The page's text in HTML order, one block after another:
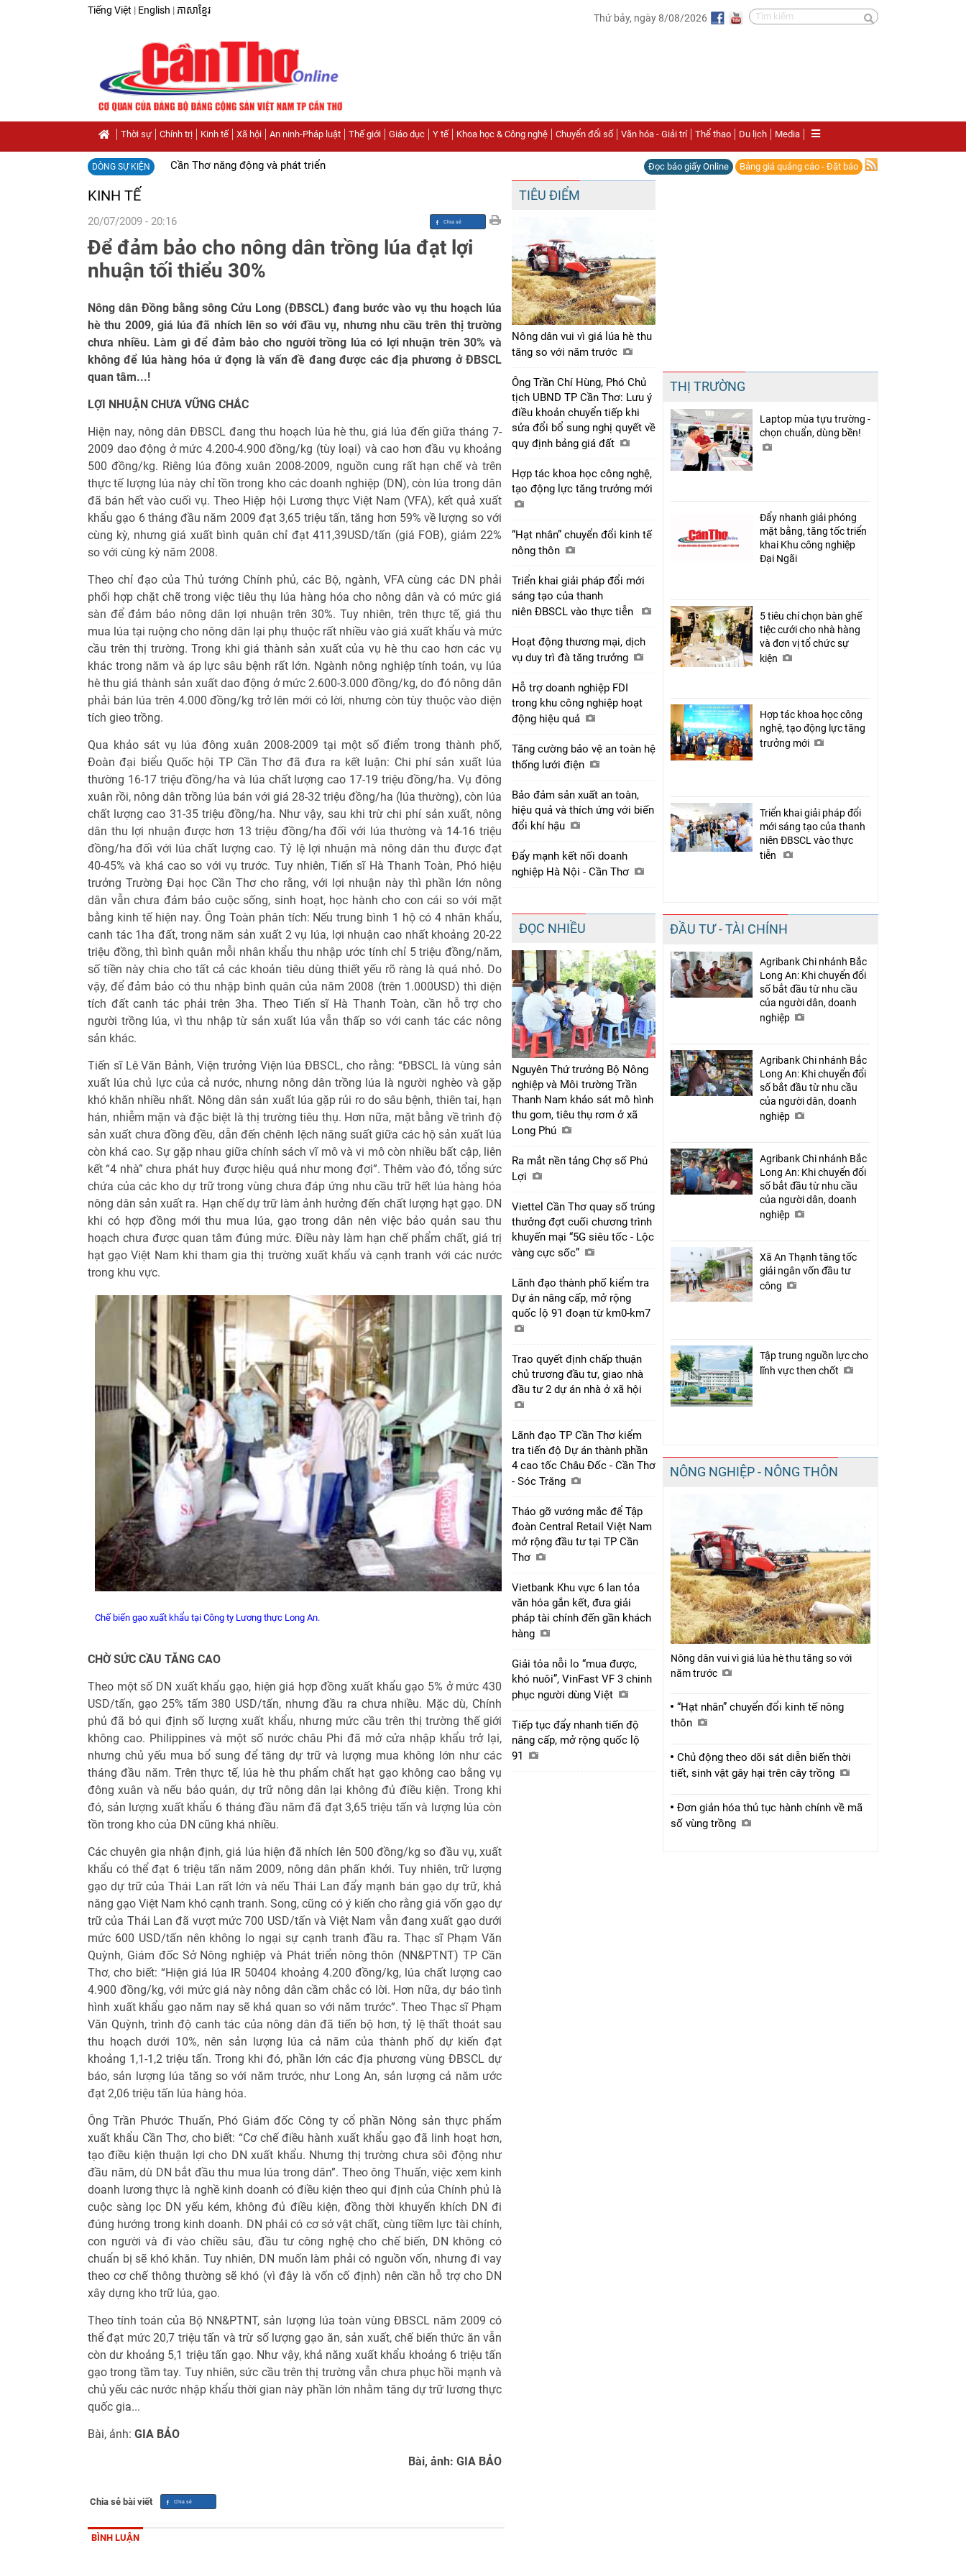
Tiếng Việt | English | ភាសាខ្មែរ
Thứ bảy, ngày 8/08/2026
Thời sự Chính trị Kinh tế Xã hội An ninh-Pháp luật Thế giới Giáo dục Y tế Khoa học & Công nghệ Chuyển đổi số Văn hóa - Giải trí Thể thao Du lịch Media
DÒNG SỰ KIỆN Cần Thơ năng động và phát triển Đọc báo giấy Online Bảng giá quảng cáo - Đặt báo
KINH TẾ
20/07/2009 - 20:16
Chia sẻ
Facebook
Để đảm bảo cho nông dân trồng lúa đạt lợi
nhuận tối thiểu 30%
Nông dân Đồng bằng sông Cửu Long (ĐBSCL) đang bước vào vụ thu hoạch lúa
hè thu 2009, giá lúa đã nhích lên so với đầu vụ, nhưng nhu cầu trên thị trường
chưa nhiều. Làm gì để đảm bảo cho người trồng lúa có lợi nhuận trên 30% và
không để lúa hàng hóa ứ đọng là vấn đề đang được các địa phương ở ĐBSCL
quan tâm...!
LỢI NHUẬN CHƯA VỮNG CHẮC
Hiện nay, nông dân ĐBSCL đang thu hoạch lúa hè thu, giá lúa đến giữa tháng 7-
2009 dao động ở mức 4.200-4.900 đồng/kg (tùy loại) và cao hơn đầu vụ khoảng
500 đồng/kg. Riêng lúa đông xuân 2008-2009, nguồn cung rất hạn chế và trên
thực tế lượng lúa này chỉ tồn trong kho các doanh nghiệp (DN), còn lúa trong dân
đã bán hết vào cuối vụ. Theo Hiệp hội Lương thực Việt Nam (VFA), kết quả xuất
khẩu gạo 6 tháng đầu năm 2009 đạt 3,65 triệu tấn, tăng hơn 59% về lượng so với
cùng kỳ, nhưng giá xuất bình quân chỉ đạt 411,39USD/tấn (giá FOB), giảm 22%
so với cùng kỳ năm 2008.
Theo chỉ đạo của Thủ tướng Chính phủ, các Bộ, ngành, VFA cùng các DN phải
phối hợp chặt chẽ trong việc tiêu thụ lúa hàng hóa cho nông dân và có mức giá
sàn để đảm bảo nông dân lợi nhuận trên 30%. Tuy nhiên, trên thực tế, giá thu
mua lúa tại ruộng cho nông dân lại phụ thuộc rất nhiều vào giá xuất khẩu và mức
cầu trên thị trường. Trong khi giá thành sản xuất của vụ hè thu cao hơn các vụ
khác trong năm và áp lực sâu bệnh rất lớn. Ngành nông nghiệp tính toán, vụ lúa
hè thu giá thành sản xuất dao động ở mức 2.600-3.000 đồng/kg, do đó nông dân
phải bán lúa trên 4.000 đồng/kg trở lên mới có lời, nhưng còn tùy thuộc vào diện
tích gieo trồng.
Qua khảo sát vụ lúa đông xuân 2008-2009 tại một số điểm trong thành phố,
Đoàn đại biểu Quốc hội TP Cần Thơ đã đưa ra kết luận: Chi phí sản xuất lúa
thường 16-17 triệu đồng/ha và lúa chất lượng cao 17-19 triệu đồng/ha. Vụ đông
xuân rồi, nông dân trồng lúa bán với giá 28-32 triệu đồng/ha (lúa thường), còn lúa
chất lượng cao 31-35 triệu đồng/ha. Như vậy, sau khi trừ chi phí sản xuất, nông
dân thu lợi nhuận được hơn 13 triệu đồng/ha đối với lúa thường và 14-16 triệu
đồng/ha đối với lúa chất lượng cao. Tỷ lệ lợi nhuận mà nông dân thu được đạt
40-45% và khá cao so với vụ trước. Tuy nhiên, Tiến sĩ Hà Thanh Toàn, Phó hiệu
trưởng Trường Đại học Cần Thơ cho rằng, với lợi nhuận này thì phần lớn nông
dân vẫn chưa đảm bảo cuộc sống, sinh hoạt, học hành cho con cái so với mặt
bằng kinh tế hiện nay. Ông Toàn phân tích: Nếu trung bình 1 hộ có 4 nhân khẩu,
canh tác 1ha đất, trong năm sản xuất 2 vụ lúa, lợi nhuận cao nhất khoảng 20-22
triệu đồng, thì bình quân mỗi nhân khẩu thu nhập ước tính chỉ 5 triệu đồng/năm,
số tiền này chia cho tất cả các khoản tiêu dùng thiết yếu rõ ràng là quá nhỏ. Do
vậy, để đảm bảo có thu nhập bình quân của năm 2008 (trên 1.000USD) thì diện
tích đất canh tác phải trên 3ha. Theo Tiến sĩ Hà Thanh Toàn, cần hỗ trợ cho
người trồng lúa, vì thu nhập từ sản xuất lúa vẫn thấp so với canh tác các nông
sản khác.
Tiến sĩ Lê Văn Bảnh, Viện trưởng Viện lúa ĐBSCL, cho rằng: “ĐBSCL là vùng sản
xuất lúa chủ lực của cả nước, nhưng nông dân trồng lúa là người nghèo và gặp
khó khăn nhiều nhất. Nông dân sản xuất lúa gặp rủi ro do sâu bệnh, thiên tai, hạn
hán, nhiễm mặn và đặc biệt là thị trường tiêu thụ. Hơn nữa, mặt bằng về trình độ
sản xuất chưa đồng đều, dẫn đến chênh lệch năng suất giữa các hộ sản xuất lúa
còn khá cao. Sự gặp nhau giữa chính sách vĩ mô và vi mô còn nhiều bất cập, liên
kết “4 nhà” chưa phát huy được hiệu quả như mong đợi”. Thêm vào đó, tổng sức
chứa của các kho dự trữ trong vùng chưa đáp ứng nhu cầu trữ hết lúa hàng hóa
nông dân sản xuất ra. Hạn chế dự trữ làm ảnh hưởng đến chất lượng hạt gạo. DN
khi có hợp đồng mới thu mua lúa, gạo trong dân nên việc bảo quản sau thu
hoạch chưa được quan tâm đúng mức. Điều này làm hạn chế phẩm chất, giá trị
hạt gạo Việt Nam khi tham gia thị trường xuất khẩu và cạnh tranh với các nước
trong khu vực.
Chế biến gạo xuất khẩu tại Công ty Lương thực Long An.
CHỜ SỨC CẦU TĂNG CAO
Theo một số DN xuất khẩu gạo, hiện giá hợp đồng xuất khẩu gạo 5% ở mức 430
USD/tấn, gạo 25% tấm 380 USD/tấn, nhưng đầu ra chưa nhiều. Mặc dù, Chính
phủ đã bỏ qui định số lượng xuất khẩu, nhưng mức cầu trên thị trường thế giới
không cao. Philippines và một số nước châu Phi đã mở cửa nhập khẩu trở lại,
nhưng chủ yếu mua bổ sung để tăng dự trữ và lượng mua không lớn như các
tháng đầu năm. Trên thực tế, lúa hè thu phẩm chất hạt gạo không cao bằng vụ
đông xuân và nếu bảo quản, dự trữ nông dân lại không đủ điều kiện. Trong khi
đó, sản lượng xuất khẩu 6 tháng đầu năm đã đạt 3,65 triệu tấn và lượng lúa còn
tồn trong kho của DN cũng khá nhiều.
Các chuyên gia nhận định, giá lúa hiện đã nhích lên 500 đồng/kg so đầu vụ, xuất
khẩu có thể đạt 6 triệu tấn năm 2009, nông dân phấn khởi. Tuy nhiên, trữ lượng
gạo dự trữ của Thái Lan rất lớn và nếu Thái Lan đẩy mạnh bán gạo dự trữ, khả
năng gạo Việt Nam khó cạnh tranh. Song, cũng có ý kiến cho rằng giá vốn gạo dự
trữ của Thái Lan đã vượt mức 700 USD/tấn và Việt Nam vẫn đang xuất gạo dưới
mức 600 USD/tấn nên không lo ngại sự cạnh tranh đầu ra. Thạc sĩ Phạm Văn
Quỳnh, Giám đốc Sở Nông nghiệp và Phát triển nông thôn (NN&PTNT) TP Cần
Thơ, cho biết: “Hiện giá lúa IR 50404 khoảng 4.200 đồng/kg, lúa chất lượng cao
4.900 đồng/kg, với mức giá này nông dân cầm chắc có lời. Hơn nữa, dự báo tình
hình xuất khẩu gạo năm nay sẽ khả quan so với năm trước”. Theo Thạc sĩ Phạm
Văn Quỳnh, trình độ canh tác của nông dân đã tiến bộ hơn, tỷ lệ thất thoát sau
thu hoạch dưới 10%, nên sản lượng lúa cả năm của thành phố dự kiến đạt
khoảng 1,1-1,2 triệu tấn. Trong khi đó, phần lớn các địa phương vùng ĐBSCL dự
báo, sản lượng lúa tăng so với năm trước, như Long An, sản lượng cả năm ước
đạt 2,06 triệu tấn lúa hàng hóa.
Ông Trần Phước Thuấn, Phó Giám đốc Công ty cổ phần Nông sản thực phẩm
xuất khẩu Cần Thơ, cho biết: “Cơ chế điều hành xuất khẩu gạo đã linh hoạt hơn,
tạo điều kiện thuận lợi cho DN xuất khẩu. Nhưng thị trường chưa sôi động như
đầu năm, dù DN bắt đầu thu mua lúa trong dân”. Theo ông Thuấn, việc xem kinh
doanh lương thực là nghề kinh doanh có điều kiện theo qui định của Chính phủ là
cuộc sàng lọc DN yếu kém, không đủ điều kiện, đồng thời khuyến khích DN đi
đúng hướng trong kinh doanh. DN phải có cơ sở vật chất, cùng tiềm lực tài chính,
con người và đi vào chiều sâu, đầu tư công nghệ cho chế biến, DN không có
chuẩn bị sẽ khó khăn. Tuy nhiên, DN muốn làm phải có nguồn vốn, nhưng đi vay
theo cơ chế thông thường sẽ khó (vì đây là vốn cố định) nên cần hỗ trợ cho DN
xây dựng kho trữ lúa, gạo.
Theo tính toán của Bộ NN&PTNT, sản lượng lúa toàn vùng ĐBSCL năm 2009 có
thể đạt mức 20,7 triệu tấn và trừ số lượng gạo ăn, sản xuất, chế biến thức ăn vẫn
còn dư khoảng 5,1 triệu tấn gạo. Như vậy, khả năng xuất khẩu khoảng 6 triệu tấn
gạo trong tầm tay. Tuy nhiên, sức cầu trên thị trường vẫn chưa phục hồi mạnh và
chủ yếu các nước nhập khẩu thời gian này phần lớn nhằm tăng dự trữ lương thực
quốc gia...
Bài, ảnh: GIA BẢO
Bài, ảnh: GIA BẢO
Chia sẻ bài viết
BÌNH LUẬN
TIÊU ĐIỂM
Nông dân vui vì giá lúa hè thu
tăng so với năm trước
Ông Trần Chí Hùng, Phó Chủ
tịch UBND TP Cần Thơ: Lưu ý
điều khoản chuyển tiếp khi
sửa đổi bổ sung nghị quyết về
quy định bảng giá đất
Hợp tác khoa học công nghệ,
tạo động lực tăng trưởng mới
“Hạt nhân” chuyển đổi kinh tế
nông thôn
Triển khai giải pháp đổi mới
sáng tạo của thanh
niên ĐBSCL vào thực tiễn
Hoạt động thương mại, dịch
vụ duy trì đà tăng trưởng
Hỗ trợ doanh nghiệp FDI
trong khu công nghiệp hoạt
động hiệu quả
Tăng cường bảo vệ an toàn hệ
thống lưới điện
Bảo đảm sản xuất an toàn,
hiệu quả và thích ứng với biến
đổi khí hậu
Đẩy mạnh kết nối doanh
nghiệp Hà Nội - Cần Thơ
ĐỌC NHIỀU
Nguyên Thứ trưởng Bộ Nông
nghiệp và Môi trường Trần
Thanh Nam khảo sát mô hình
thu gom, tiêu thụ rơm ở xã
Long Phú
Ra mắt nền tảng Chợ số Phú
Lợi
Viettel Cần Thơ quay số trúng
thưởng đợt cuối chương trình
khuyến mại “5G siêu tốc - Lộc
vàng cực sốc”
Lãnh đạo thành phố kiểm tra
Dự án nâng cấp, mở rộng
quốc lộ 91 đoạn từ km0-km7
Trao quyết định chấp thuận
chủ trương đầu tư, giao nhà
đầu tư 2 dự án nhà ở xã hội
Lãnh đạo TP Cần Thơ kiểm
tra tiến độ Dự án thành phần
4 cao tốc Châu Đốc - Cần Thơ
- Sóc Trăng
Tháo gỡ vướng mắc để Tập
đoàn Central Retail Việt Nam
mở rộng đầu tư tại TP Cần
Thơ
Vietbank Khu vực 6 lan tỏa
văn hóa gắn kết, đưa giải
pháp tài chính đến gần khách
hàng
Giải tỏa nỗi lo “mua được,
khó nuôi”, VinFast VF 3 chinh
phục người dùng Việt
Tiếp tục đẩy nhanh tiến độ
nâng cấp, mở rộng quốc lộ
91
THỊ TRƯỜNG
Laptop mùa tựu trường -
chọn chuẩn, dùng bền!
Đẩy nhanh giải phóng
mặt bằng, tăng tốc triển
khai Khu công nghiệp
Đại Ngãi
5 tiêu chí chọn bàn ghế
tiệc cưới cho nhà hàng
và đơn vị tổ chức sự
kiện
Hợp tác khoa học công
nghệ, tạo động lực tăng
trưởng mới
Triển khai giải pháp đổi
mới sáng tạo của thanh
niên ĐBSCL vào thực
tiễn
ĐẦU TƯ - TÀI CHÍNH
Agribank Chi nhánh Bắc
Long An: Khi chuyển đổi
số bắt đầu từ nhu cầu
của người dân, doanh
nghiệp
Agribank Chi nhánh Bắc
Long An: Khi chuyển đổi
số bắt đầu từ nhu cầu
của người dân, doanh
nghiệp
Agribank Chi nhánh Bắc
Long An: Khi chuyển đổi
số bắt đầu từ nhu cầu
của người dân, doanh
nghiệp
Xã An Thạnh tăng tốc
giải ngân vốn đầu tư
công
Tập trung nguồn lực cho
lĩnh vực then chốt
NÔNG NGHIỆP - NÔNG THÔN
Nông dân vui vì giá lúa hè thu tăng so với
năm trước
“Hạt nhân” chuyển đổi kinh tế nông
thôn
Chủ động theo dõi sát diễn biến thời
tiết, sinh vật gây hại trên cây trồng
Đơn giản hóa thủ tục hành chính về mã
số vùng trồng